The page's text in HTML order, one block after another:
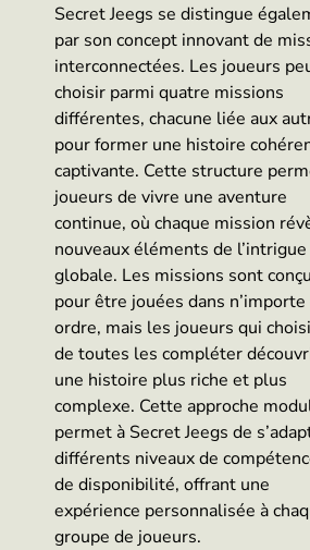
Secret Jeegs se distingue
par son concept innovant de
interconnectées. Les joueurs
choisir parmi quatre missions
différentes, chacune liée aux
pour former une histoire
captivante. Cette structure
joueurs de vivre une aventure
continue, où chaque mission
nouveaux éléments de l’intrigue
globale. Les missions sont
pour être jouées dans
ordre, mais les joueurs qui
de toutes les compléter
une histoire plus riche et plus
complexe. Cette approche
permet à Secret Jeegs de
différents niveaux de
de disponibilité, offrant une
expérience personnalisée à
groupe de joueurs.